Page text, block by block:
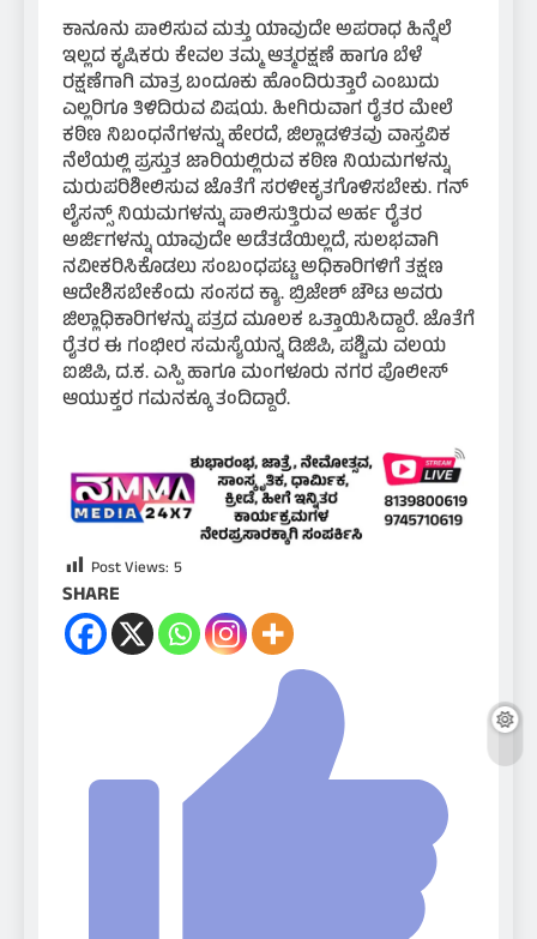
ಕಾನೂನು ಪಾಲಿಸುವ ಮತ್ತು ಯಾವುದೇ ಅಪರಾಧ ಹಿನ್ನೆಲೆ
ಇಲ್ಲದ ಕೃಷಿಕರು ಕೇವಲ ತಮ್ಮ ಆತ್ಮರಕ್ಷಣೆ ಹಾಗೂ ಬೆಳೆ
ರಕ್ಷಣೆಗಾಗಿ ಮಾತ್ರ ಬಂದೂಕು ಹೊಂದಿರುತ್ತಾರೆ ಎಂಬುದು
ಎಲ್ಲರಿಗೂ ತಿಳಿದಿರುವ ವಿಷಯ. ಹೀಗಿರುವಾಗ ರೈತರ ಮೇಲೆ
ಕಠಿಣ ನಿಬಂಧನೆಗಳನ್ನು ಹೇರದೆ, ಜಿಲ್ಲಾಡಳಿತವು ವಾಸ್ತವಿಕ
ನೆಲೆಯಲ್ಲಿ ಪ್ರಸ್ತುತ ಜಾರಿಯಲ್ಲಿರುವ ಕಠಿಣ ನಿಯಮಗಳನ್ನು
ಮರುಪರಿಶೀಲಿಸುವ ಜೊತೆಗೆ ಸರಳೀಕೃತಗೊಳಿಸಬೇಕು. ಗನ್
ಲೈಸನ್ಸ್ ನಿಯಮಗಳನ್ನು ಪಾಲಿಸುತ್ತಿರುವ ಅರ್ಹ ರೈತರ
ಅರ್ಜಿಗಳನ್ನು ಯಾವುದೇ ಅಡೆತಡೆಯಿಲ್ಲದೆ, ಸುಲಭವಾಗಿ
ನವೀಕರಿಸಿಕೊಡಲು ಸಂಬಂಧಪಟ್ಟ ಅಧಿಕಾರಿಗಳಿಗೆ ತಕ್ಷಣ
ಆದೇಶಿಸಬೇಕೆಂದು ಸಂಸದ ಕ್ಯಾ. ಬ್ರಿಜೇಶ್ ಚೌಟ ಅವರು
ಜಿಲ್ಲಾಧಿಕಾರಿಗಳನ್ನು ಪತ್ರದ ಮೂಲಕ ಒತ್ತಾಯಿಸಿದ್ದಾರೆ. ಜೊತೆಗೆ
ರೈತರ ಈ ಗಂಭೀರ ಸಮಸ್ಯೆಯನ್ನ ಡಿಜಿಪಿ, ಪಶ್ಚಿಮ ವಲಯ
ಐಜಿಪಿ, ದ.ಕ. ಎಸ್ಪಿ ಹಾಗೂ ಮಂಗಳೂರು ನಗರ ಪೊಲೀಸ್
ಆಯುಕ್ತರ ಗಮನಕ್ಕೂ ತಂದಿದ್ದಾರೆ.
Post Views: 5
SHARE